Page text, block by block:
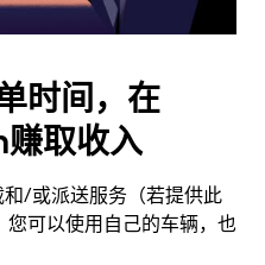
时间，在
取收入
/或派送服务（若提供此
可以使用自己的车辆，也